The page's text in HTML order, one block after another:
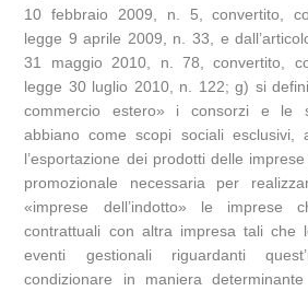
10 febbraio 2009, n. 5, convertito,
legge 9 aprile 2009, n. 33, e
31 maggio 2010, n. 78, convertito,
legge 30 luglio 2010, n. 122; g) si
commercio estero» i consorzi e le
abbiano come scopi sociali esclusivi,
l’esportazione dei prodotti delle imprese
promozionale necessaria per
«imprese dell’indotto» le imprese
contrattuali con altra impresa tali che
eventi gestionali riguardanti
condizionare in maniera